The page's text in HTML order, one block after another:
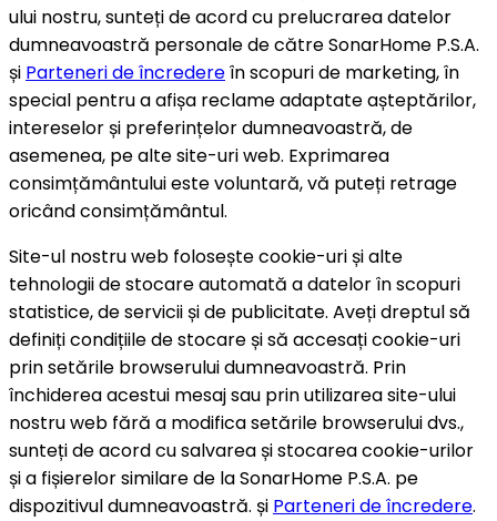
ului nostru, sunteți de acord cu prelucrarea datelor
dumneavoastră personale de către SonarHome P.S.A.
și Parteneri de încredereîn scopuri de marketing, în
special pentru a afișa reclame adaptate așteptărilor,
intereselor și preferințelor dumneavoastră, de
asemenea, pe alte site-uri web. Exprimarea
consimțământului este voluntară, vă puteți retrage
oricând consimțământul.
Site-ul nostru web folosește cookie-uri și alte
tehnologii de stocare automată a datelor în scopuri
statistice, de servicii și de publicitate. Aveți dreptul să
definiți condițiile de stocare și să accesați cookie-uri
prin setările browserului dumneavoastră. Prin
închiderea acestui mesaj sau prin utilizarea site-ului
nostru web fără a modifica setările browserului dvs.,
sunteți de acord cu salvarea și stocarea cookie-urilor
și a fișierelor similare de la SonarHome P.S.A. pe
dispozitivul dumneavoastră. și Parteneri de încredere.